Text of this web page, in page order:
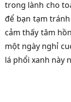
trong lành cho
để bạn tạm
cảm thấy tâm
một ngày nghỉ
lá phổi xanh này